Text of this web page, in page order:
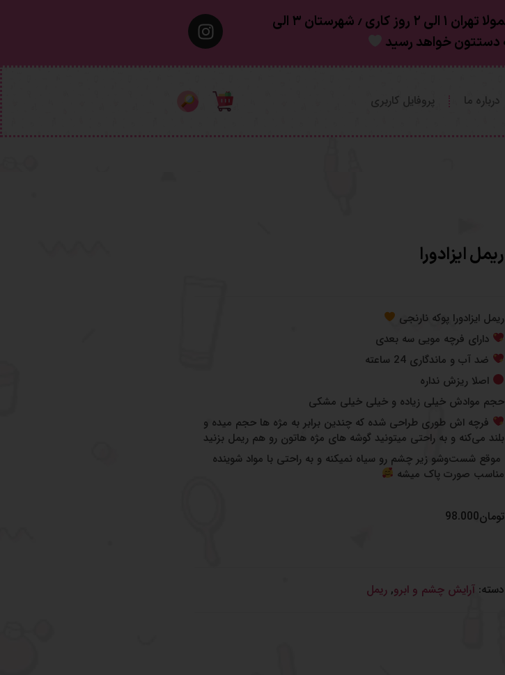
معمولا تهران ۱ الی ۲ روز‌ کاری ٫ شهرستان ۳ الی
درباره ما پروفایل کاربری
ریمل ایزادورا
ریمل ایزادورا پوکه نارنجی
دارای فرچه مویی سه بعدی
ضد آب و ماندگاری 24 ساعته
اصلا ریزش نداره
حجم موادش خیلی زیاده و خیلی خیلی مشکی
فرچه اش طوری طراحی شده که چندین برابر به مژه ها حجم میده و
بلند می‌کنه و به راحتی میتونید گوشه های مژه هاتون رو هم ریمل بزنید
موقع شست‌وشو زیر چشم رو سیاه نمیکنه و به راحتی با مواد شوینده
مناسب صورت پاک‌ میشه
تومان98.000
دسته: آرایش چشم و‌ ابرو, ریمل